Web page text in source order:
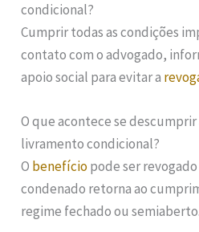
condicional?
Cumprir todas as condições
contato com o advogado,
apoio social para evitar a
O que acontece se descumprir
livramento condicional?
O benefíciopode ser
condenado retorna ao
regime fechado ou semiaberto.